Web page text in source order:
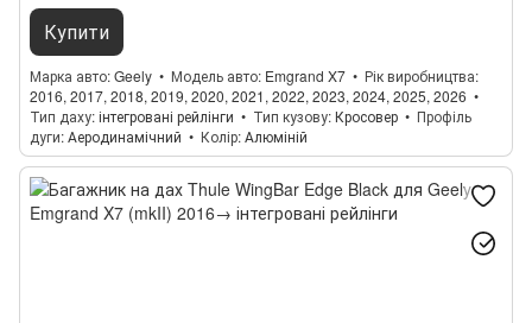
Купити
Марка авто Geely Модель авто Emgrand X7
Рік виробництва
2016, 2017, 2018, 2019, 2020, 2021, 2022, 2023, 2024, 2025, 2026
Тип даху інтегровані рейлінги Тип кузову Кросовер
Профіль
дуги Аеродинамічний Колір Алюміній